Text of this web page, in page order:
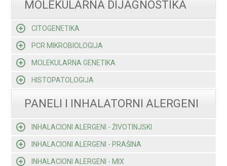
MOLEKULARNA DIJAGNOSTIKA
CITOGENETIKA
PCR MIKROBIOLOGIJA
MOLEKULARNA GENETIKA
HISTOPATOLOGIJA
PANELI I INHALATORNI ALERGENI
INHALACIONI ALERGENI - ŽIVOTINJSKI
INHALACIONI ALERGENI - PRAŠINA
INHALACIONI ALERGENI - MIX